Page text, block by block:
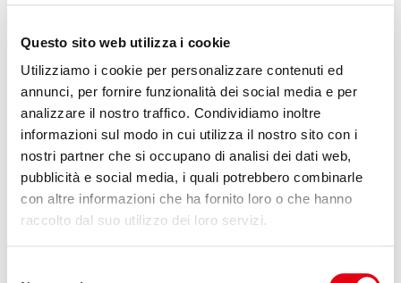
Questo sito web utilizza i cookie
Utilizziamo i cookie per personalizzare contenuti ed
annunci, per fornire funzionalità dei social media e per
analizzare il nostro traffico. Condividiamo inoltre
informazioni sul modo in cui utilizza il nostro sito con i
nostri partner che si occupano di analisi dei dati web,
pubblicità e social media, i quali potrebbero combinarle
con altre informazioni che ha fornito loro o che hanno
raccolto dal suo utilizzo dei loro servizi.
di carbonio. Impiega tecnologie proprietarie e investe in R&D
dei futuri piani di sviluppo il settore aeronautico e
di fibra di carbonio in questi settori.
Approfondisci